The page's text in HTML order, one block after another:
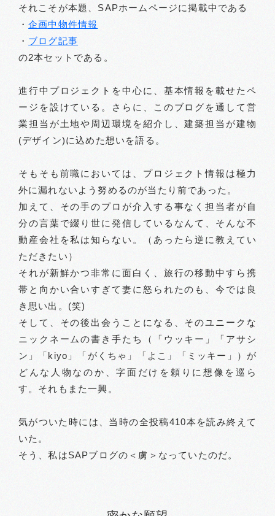
それこそが本題、SAPホームページに掲載中である
・企画中物件情報
・ ブログ記事
の2本セットである。
進行中プロジェクトを中心に、基本情報を載せたペ
ージを設けている。さらに、このブログを通して営
業担当が土地や周辺環境を紹介し、建築担当が建物
(デザイン)に込めた想いを語る。
そもそも前職においては、プロジェクト情報は極力
外に漏れないよう努めるのが当たり前であった。
加えて、その手のプロが介入する事なく担当者が自
分の言葉で綴り世に発信しているなんて、そんな不
動産会社を私は知らない。（あったら逆に教えてい
ただきたい）
それが新鮮かつ非常に面白く、旅行の移動中すら携
帯と向かい合いすぎて妻に怒られたのも、今では良
き思い出。(笑)
そして、その後出会うことになる、そのユニークな
ニックネームの書き手たち（「ウッキー」「アサシ
ン」「kiyo」「がくちゃ」「よこ」「ミッキー」）が
どんな人物なのか、字面だけを頼りに想像を巡ら
す。それもまた一興。
気がついた時には、当時の全投稿410本を読み終えて
いた。
そう、私はSAPブログの＜虜＞なっていたのだ。